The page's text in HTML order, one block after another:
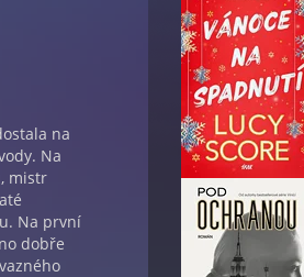
na
Na
mistr
Na první
dobře